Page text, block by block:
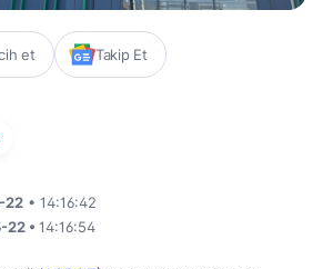
et Takip Et
22 • 14:16:42
22 • 14:16:54